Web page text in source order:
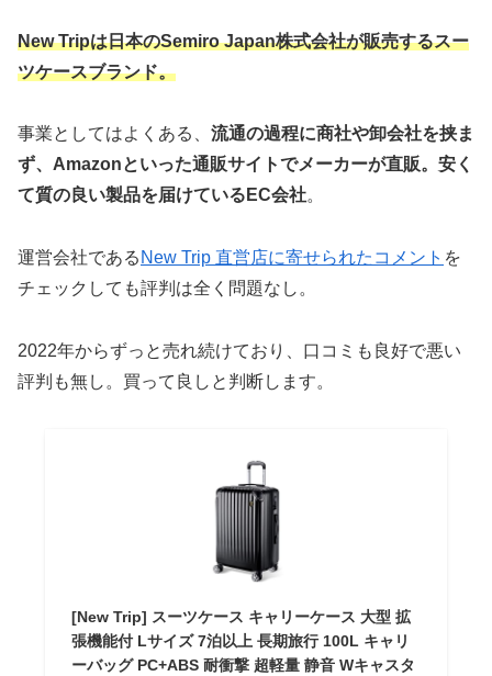
New Tripは日本のSemiro Japan株式会社が販売するスー
ツケースブランド。
事業としてはよくある、 流通の過程に商社や卸会社を挟ま
ず、Amazonといった通販サイトでメーカーが直販。安く
て質の良い製品を届けているEC会社。
運営会社である New Trip 直営店に寄せられたコメント を
チェックしても評判は全く問題なし。
2022年からずっと売れ続けており、口コミも良好で悪い
評判も無し。買って良しと判断します。
[New Trip] スーツケース キャリーケース 大型 拡
張機能付 Lサイズ 7泊以上 長期旅行 100L キャリ
ーバッグ PC+ABS 耐衝撃 超軽量 静音 Wキャスタ